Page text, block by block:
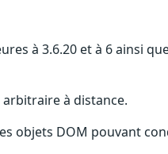
à 3.6.20 et à 6 ainsi
à distance.
objets DOM pouvant